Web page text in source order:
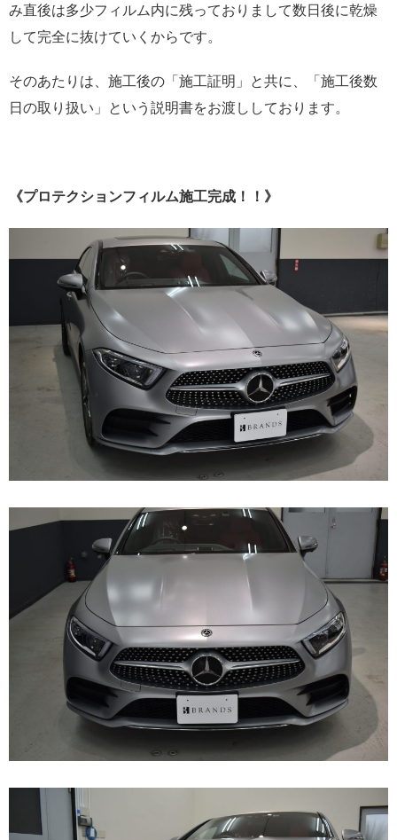
み直後は多少フィルム内に残っておりまして数日後に乾燥
して完全に抜けていくからです。
そのあたりは、施工後の「施工証明」と共に、「施工後数
日の取り扱い」という説明書をお渡ししております。
《プロテクションフィルム施工完成！！》